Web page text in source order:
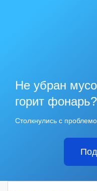
Не убран
горит фонарь?
Столкнулись с